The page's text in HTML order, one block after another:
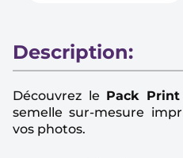
Description:
Découvrez le Pack
semelle sur-mesure
vos photos.